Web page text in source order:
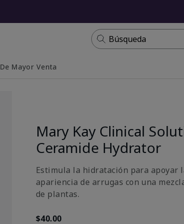
Búsqueda
De Mayor Venta
Mary Kay Clinical
Ceramide Hydrator
Estimula la hidratación para apoyar
apariencia de arrugas con una
de plantas.
$40.00